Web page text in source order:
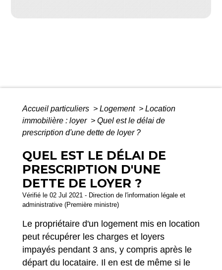
Accueil particuliers > Logement > Location
immobilière : loyer > Quel est le délai de
prescription d'une dette de loyer ?
QUEL EST LE DÉLAI DE
PRESCRIPTION D'UNE
DETTE DE LOYER ?
Vérifié le 02 Jul 2021 - Direction de l'information légale et
administrative (Première ministre)
Le propriétaire d'un logement mis en location
peut récupérer les charges et loyers
impayés pendant 3 ans, y compris après le
départ du locataire. Il en est de même si le